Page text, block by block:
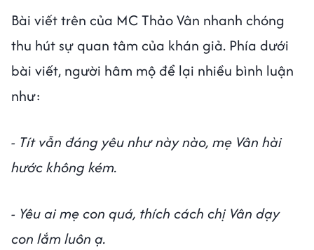
Bài viết trên của MC Thảo Vân nhanh chóng
thu hút sự quan tâm của khán giả. Phía dưới
bài viết, người hâm mộ để lại nhiều bình luận
như:
- Tít vẫn đáng yêu như này nào, mẹ Vân hài
hước không kém.
- Yêu ai mẹ con quá, thích cách chị Vân dạy
con lắm luôn ạ.